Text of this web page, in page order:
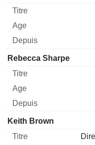
Rebecca Sharpe
Keith Brown